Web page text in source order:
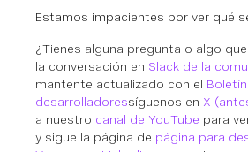
Estamos impacientes por ver qué
¿Tienes alguna pregunta o algo
la conversación en Slack de la
mantente actualizado con el
desarrolladoressíguenos en X
a nuestro canal de YouTube para
y sigue la página de página para